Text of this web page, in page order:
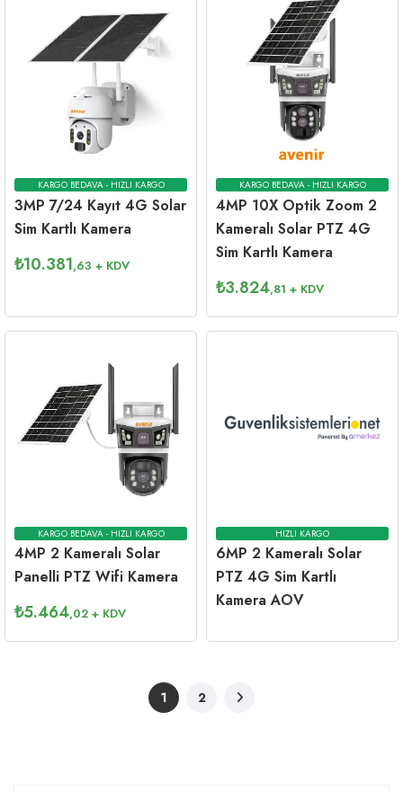
KARGO BEDAVA - HIZLI KARGO
3MP 7/24 Kayıt 4G Solar
Sim Kartlı Kamera
₺10.381,63 + KDV
KARGO BEDAVA - HIZLI KARGO
4MP 10X Optik Zoom 2
Kameralı Solar PTZ 4G
Sim Kartlı Kamera
₺3.824,81 + KDV
KARGO BEDAVA - HIZLI KARGO
4MP 2 Kameralı Solar
Panelli PTZ Wifi Kamera
₺5.464,02 + KDV
HIZLI KARGO
6MP 2 Kameralı Solar
PTZ 4G Sim Kartlı
Kamera AOV
1 2